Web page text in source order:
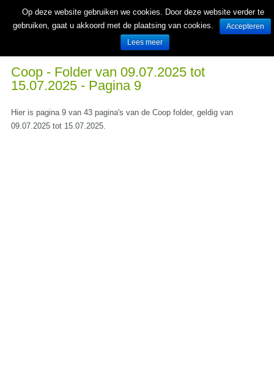
Wekelijks nieuwe folders van Nederlandse supermarkten en winkels
Coop - Folder van 09.07.2025 tot
15.07.2025 - Pagina 9
Hier is pagina 9 van 43 pagina's van de Coop folder, geldig van
09.07.2025 tot 15.07.2025.
Op deze website gebruiken we cookies. Door deze website verder te
gebruiken, gaat u akkoord met de plaatsing van cookies.
Accepteren
Lees meer